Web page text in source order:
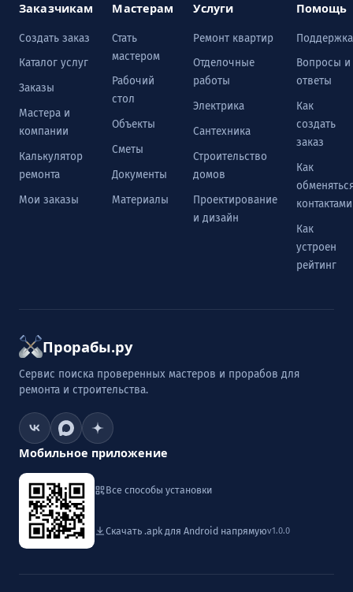
Заказчикам
Создать заказ
Каталог услуг
Заказы
Мастера и
компании
Калькулятор
ремонта
Мои заказы
Мастерам
Стать
мастером
Рабочий
стол
Объекты
Сметы
Документы
Материалы
Услуги
Ремонт квартир
Отделочные
работы
Электрика
Сантехника
Строительство
домов
Проектирование
и дизайн
Помощь
Поддержка
Вопросы и
ответы
Как
создать
заказ
Как
контактами
Как
устроен
рейтинг
Прорабы.ру
Сервис поиска проверенных мастеров и прорабов для
ремонта и строительства.
Мобильное приложение
Все способы установки
Скачать .apk для Android напрямуюv1.0.0